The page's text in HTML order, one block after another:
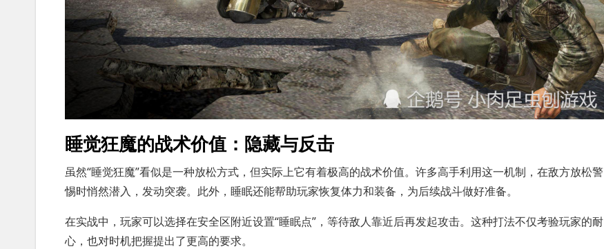
睡觉狂魔的战术价值：隐藏与反击
虽然“睡觉狂魔”看似是一种放松方式，但实际上它有着极高的战术价值。许多高手利用这一机制，在敌方放松警
惕时悄然潜入，发动突袭。此外，睡眠还能帮助玩家恢复体力和装备，为后续战斗做好准备。
在实战中，玩家可以选择在安全区附近设置“睡眠点”，等待敌人靠近后再发起攻击。这种打法不仅考验玩家的耐
心，也对时机把握提出了更高的要求。